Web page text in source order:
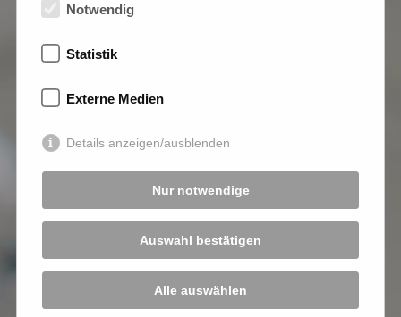
Notwendig
Statistik
Externe Medien
Details anzeigen/ausblenden
Nur notwendige
Auswahl bestätigen
Alle auswählen